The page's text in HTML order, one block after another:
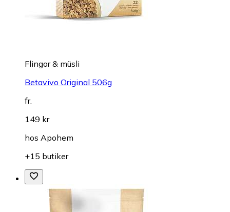
Flingor & müsli
Betavivo Original 506g
fr.
149 kr
hos Apohem
+15 butiker